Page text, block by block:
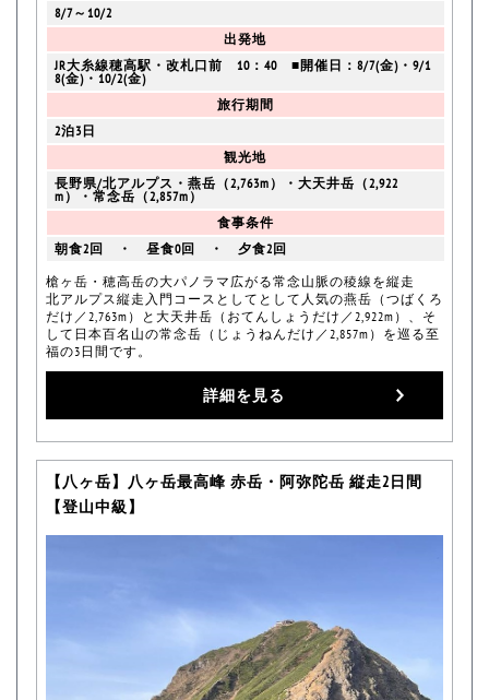
8/7～10/2
出発地
JR大糸線穂高駅・改札口前 10：40 ■開催日：8/7(金)・9/1
8(金)・10/2(金)
旅行期間
2泊3日
観光地
長野県/北アルプス・燕岳（2,763m）・大天井岳（2,922
m）・常念岳（2,857m）
食事条件
朝食2回 ・ 昼食0回 ・ 夕食2回
槍ヶ岳・穂高岳の大パノラマ広がる常念山脈の稜線を縦走
北アルプス縦走入門コースとしてとして人気の燕岳（つばくろ
だけ／2,763m）と大天井岳（おてんしょうだけ／2,922m）、そ
して日本百名山の常念岳（じょうねんだけ／2,857m）を巡る至
福の3日間です。
詳細を見る
【八ヶ岳】八ヶ岳最高峰 赤岳・阿弥陀岳 縦走2日間
【登山中級】